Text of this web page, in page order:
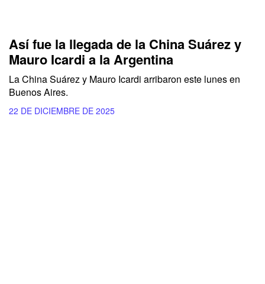
Así fue la llegada de la China Suárez y
Mauro Icardi a la Argentina
La China Suárez y Mauro Icardi arribaron este lunes en
Buenos Aires.
22 DE DICIEMBRE DE 2025